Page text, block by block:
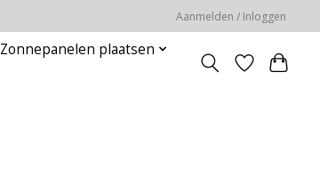
Aanmelden / Inloggen
Zonnepanelen plaatsen